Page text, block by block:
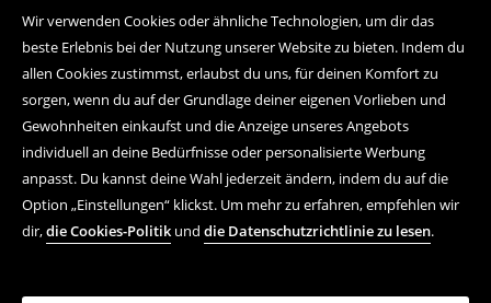
Wir verwenden Cookies oder ähnliche Technologien, um dir das
beste Erlebnis bei der Nutzung unserer Website zu bieten. Indem du
allen Cookies zustimmst, erlaubst du uns, für deinen Komfort zu
sorgen, wenn du auf der Grundlage deiner eigenen Vorlieben und
Gewohnheiten einkaufst und die Anzeige unseres Angebots
individuell an deine Bedürfnisse oder personalisierte Werbung
anpasst. Du kannst deine Wahl jederzeit ändern, indem du auf die
Option „Einstellungen“ klickst. Um mehr zu erfahren, empfehlen wir
dir,die Cookies-Politik und die Datenschutzrichtlinie zu lesen.